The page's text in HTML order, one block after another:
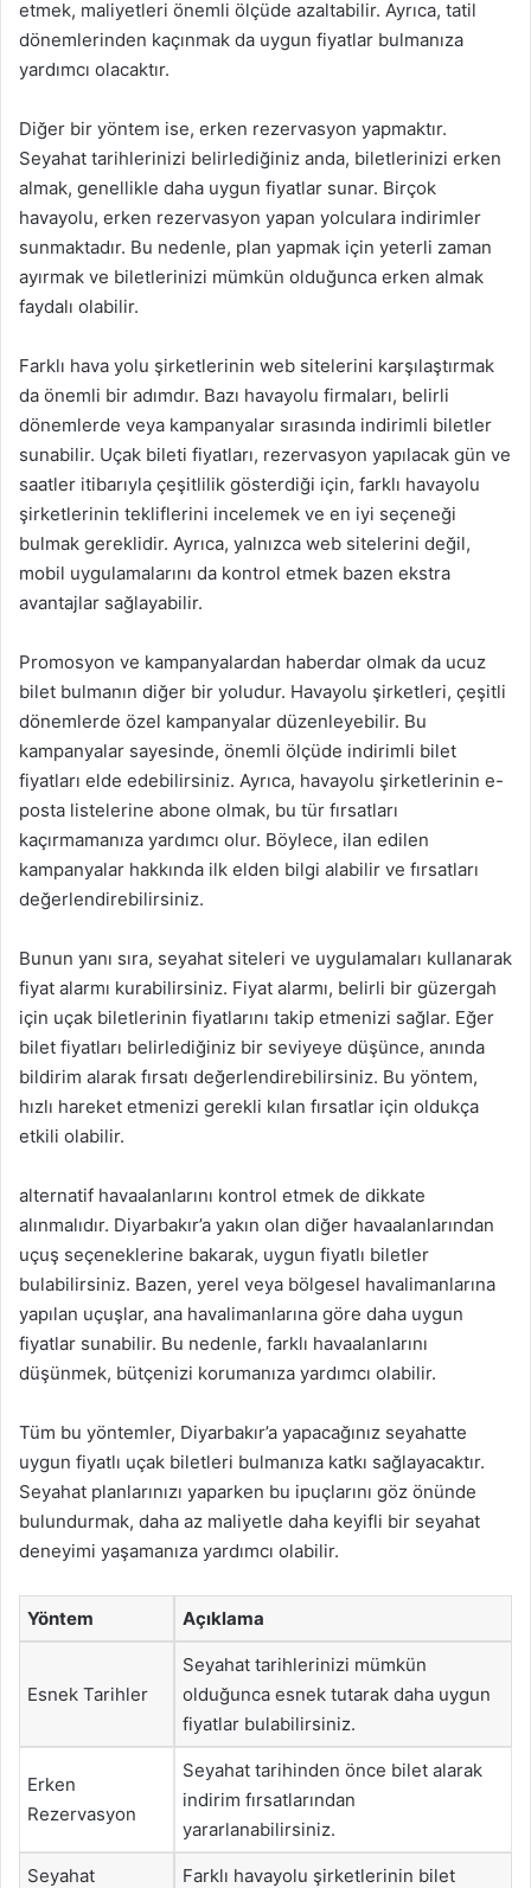
etmek, maliyetleri önemli ölçüde azaltabilir. Ayrıca, tatil
dönemlerinden kaçınmak da uygun fiyatlar bulmanıza
yardımcı olacaktır.
Diğer bir yöntem ise, erken rezervasyon yapmaktır.
Seyahat tarihlerinizi belirlediğiniz anda, biletlerinizi erken
almak, genellikle daha uygun fiyatlar sunar. Birçok
havayolu, erken rezervasyon yapan yolculara indirimler
sunmaktadır. Bu nedenle, plan yapmak için yeterli zaman
ayırmak ve biletlerinizi mümkün olduğunca erken almak
faydalı olabilir.
Farklı hava yolu şirketlerinin web sitelerini karşılaştırmak
da önemli bir adımdır. Bazı havayolu firmaları, belirli
dönemlerde veya kampanyalar sırasında indirimli biletler
sunabilir. Uçak bileti fiyatları, rezervasyon yapılacak gün ve
saatler itibarıyla çeşitlilik gösterdiği için, farklı havayolu
şirketlerinin tekliflerini incelemek ve en iyi seçeneği
bulmak gereklidir. Ayrıca, yalnızca web sitelerini değil,
mobil uygulamalarını da kontrol etmek bazen ekstra
avantajlar sağlayabilir.
Promosyon ve kampanyalardan haberdar olmak da ucuz
bilet bulmanın diğer bir yoludur. Havayolu şirketleri, çeşitli
dönemlerde özel kampanyalar düzenleyebilir. Bu
kampanyalar sayesinde, önemli ölçüde indirimli bilet
fiyatları elde edebilirsiniz. Ayrıca, havayolu şirketlerinin e-
posta listelerine abone olmak, bu tür fırsatları
kaçırmamanıza yardımcı olur. Böylece, ilan edilen
kampanyalar hakkında ilk elden bilgi alabilir ve fırsatları
değerlendirebilirsiniz.
Bunun yanı sıra, seyahat siteleri ve uygulamaları kullanarak
fiyat alarmı kurabilirsiniz. Fiyat alarmı, belirli bir güzergah
için uçak biletlerinin fiyatlarını takip etmenizi sağlar. Eğer
bilet fiyatları belirlediğiniz bir seviyeye düşünce, anında
bildirim alarak fırsatı değerlendirebilirsiniz. Bu yöntem,
hızlı hareket etmenizi gerekli kılan fırsatlar için oldukça
etkili olabilir.
alternatif havaalanlarını kontrol etmek de dikkate
alınmalıdır. Diyarbakır’a yakın olan diğer havaalanlarından
uçuş seçeneklerine bakarak, uygun fiyatlı biletler
bulabilirsiniz. Bazen, yerel veya bölgesel havalimanlarına
yapılan uçuşlar, ana havalimanlarına göre daha uygun
fiyatlar sunabilir. Bu nedenle, farklı havaalanlarını
düşünmek, bütçenizi korumanıza yardımcı olabilir.
Tüm bu yöntemler, Diyarbakır’a yapacağınız seyahatte
uygun fiyatlı uçak biletleri bulmanıza katkı sağlayacaktır.
Seyahat planlarınızı yaparken bu ipuçlarını göz önünde
bulundurmak, daha az maliyetle daha keyifli bir seyahat
deneyimi yaşamanıza yardımcı olabilir.
Yöntem Açıklama
Esnek Tarihler
Seyahat tarihlerinizi mümkün
olduğunca esnek tutarak daha uygun
fiyatlar bulabilirsiniz.
Erken
Rezervasyon
Seyahat tarihinden önce bilet alarak
indirim fırsatlarından
yararlanabilirsiniz.
Seyahat
Farklı havayolu şirketlerinin bilet